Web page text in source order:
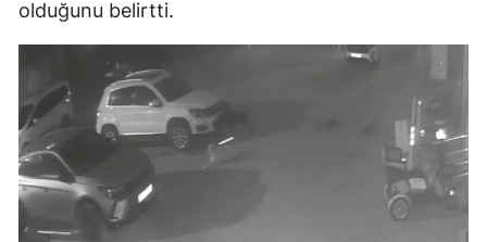
olduğunu belirtti.